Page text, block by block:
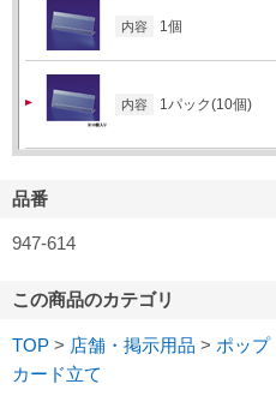
内容 1個
内容 1パック(10個)
品番
947-614
この商品のカテゴリ
TOP > 店舗・掲示用品 > ポップ
カード立て